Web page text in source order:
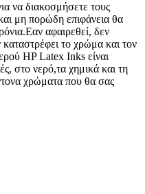
να διακοσμήσετε τους
μη πορώδη επιφάνεια θα
αφαιρεθεί, δεν
το χρώμα και τον
HP Latex Inks είναι
στο νερό,τα χημικά και τη
χρώματα που θα σας